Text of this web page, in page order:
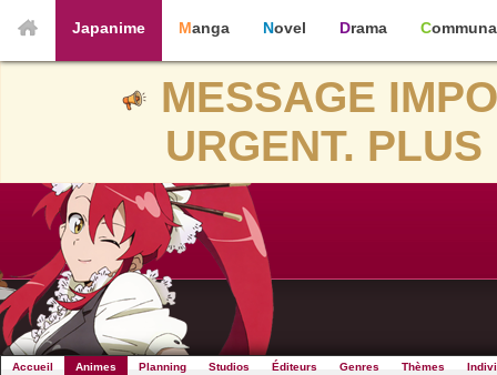
Japanime Manga Novel Drama
MESSAGE
URGENT.
Accueil Animes Planning Studios Éditeurs Genres Thèmes